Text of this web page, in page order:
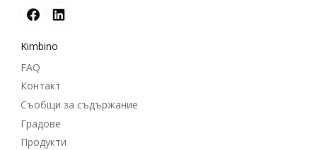
Kimbino
FAQ
Контакт
Съобщи за съдържание
Градове
Продукти